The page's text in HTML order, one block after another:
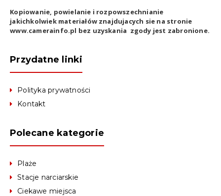
Kopiowanie, powielanie i rozpowszechnianie
jakichkolwiek materiałów znajdujacych sie na stronie
www.camerainfo.pl bez uzyskania zgody jest zabronione.
Przydatne linki
Polityka prywatności
Kontakt
Polecane kategorie
Plaże
Stacje narciarskie
Ciekawe miejsca